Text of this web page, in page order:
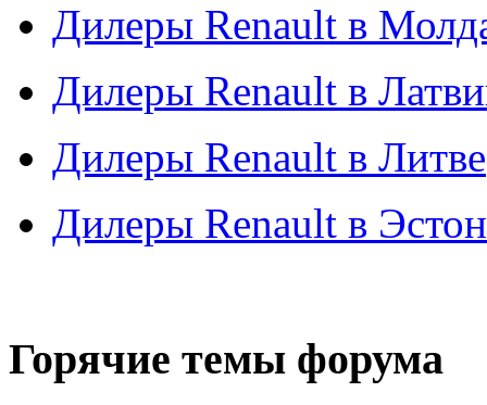
Дилеры Renault в
Дилеры Renault в
Дилеры Renault в Литве
Дилеры Renault в
Горячие темы форума